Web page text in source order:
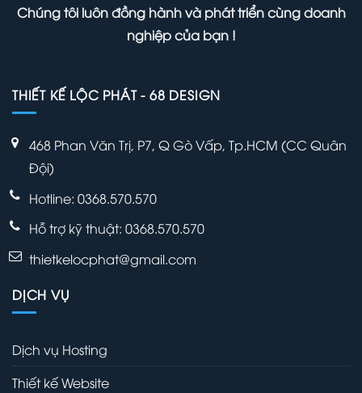
Chúng tôi luôn đồng hành và phát triển cùng doanh
nghiệp của bạn !
THIẾT KẾ LỘC PHÁT - 68 DESIGN
468 Phan Văn Trị, P7, Q Gò Vấp, Tp.HCM (CC Quân
Đội)
Hotline: 0368.570.570
Hỗ trợ kỹ thuật: 0368.570.570
thietkelocphat@gmail.com
DỊCH VỤ
Dịch vụ Hosting
Thiết kế Website